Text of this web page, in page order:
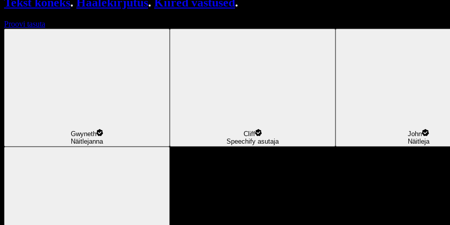
Proovi tasuta
Gwyneth
Näitlejanna
Cliff
Speechify asutaja
John
Näitleja